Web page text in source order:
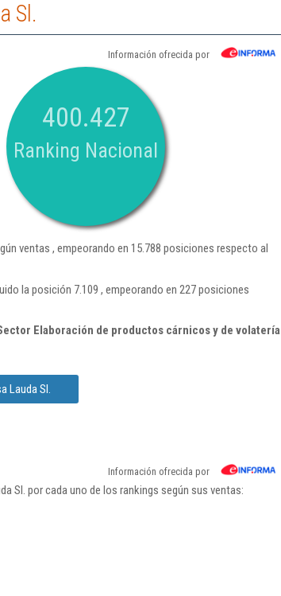
Sl.
Información ofrecida por
400.427
Ranking Nacional
ventas , empeorando en 15.788 posiciones respecto al
la posición 7.109 , empeorando en 227 posiciones
Elaboración de productos cárnicos y de volatería
Lauda Sl.
Información ofrecida por
Sl. por cada uno de los rankings según sus ventas: